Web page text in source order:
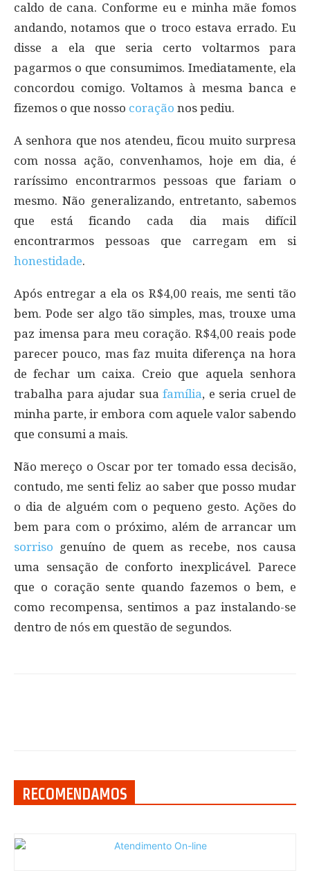
caldo de cana. Conforme eu e minha mãe fomos
andando, notamos que o troco estava errado. Eu
disse a ela que seria certo voltarmos para
pagarmos o que consumimos. Imediatamente, ela
concordou comigo. Voltamos à mesma banca e
fizemos o que nosso coração nos pediu.
A senhora que nos atendeu, ficou muito surpresa
com nossa ação, convenhamos, hoje em dia, é
raríssimo encontrarmos pessoas que fariam o
mesmo. Não generalizando, entretanto, sabemos
que está ficando cada dia mais difícil
encontrarmos pessoas que carregam em si
honestidade.
Após entregar a ela os R$4,00 reais, me senti tão
bem. Pode ser algo tão simples, mas, trouxe uma
paz imensa para meu coração. R$4,00 reais pode
parecer pouco, mas faz muita diferença na hora
de fechar um caixa. Creio que aquela senhora
trabalha para ajudar sua família, e seria cruel de
minha parte, ir embora com aquele valor sabendo
que consumi a mais.
Não mereço o Oscar por ter tomado essa decisão,
contudo, me senti feliz ao saber que posso mudar
o dia de alguém com o pequeno gesto. Ações do
bem para com o próximo, além de arrancar um
sorriso genuíno de quem as recebe, nos causa
uma sensação de conforto inexplicável. Parece
que o coração sente quando fazemos o bem, e
como recompensa, sentimos a paz instalando-se
dentro de nós em questão de segundos.
RECOMENDAMOS